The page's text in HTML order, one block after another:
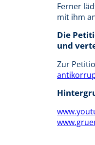
Ferner
mit ihm
Die
und
Zur